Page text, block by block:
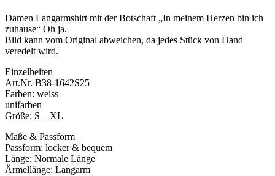
Damen Langarmshirt mit der Botschaft „In meinem Herzen bin ich
zuhause“ Oh ja.
Bild kann vom Original abweichen, da jedes Stück von Hand
veredelt wird.
Einzelheiten
Art.Nr. B38-1642S25
Farben: weiss
unifarben
Größe: S – XL
Maße & Passform
Passform: locker & bequem
Länge: Normale Länge
Ärmellänge: Langarm